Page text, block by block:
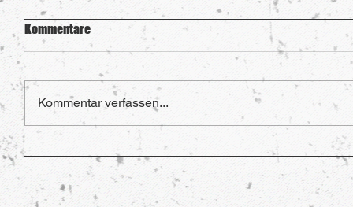
Kommentare
Kommentar verfassen...